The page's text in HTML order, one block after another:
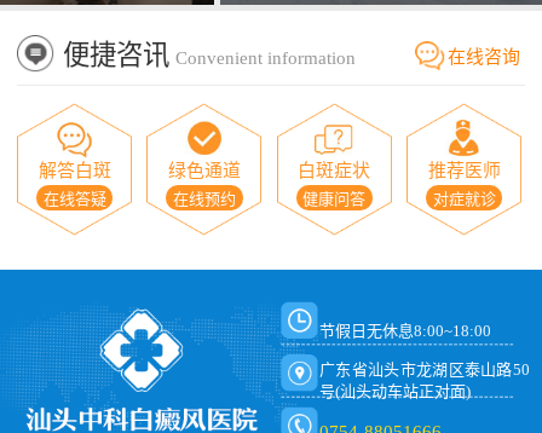
便捷咨讯 Convenient information 在线咨询
解答白斑
在线答疑
绿色通道
在线预约
白斑症状
健康问答
推荐医师
对症就诊
节假日无休息8:00~18:00
广东省汕头市龙湖区泰山路50
号(汕头动车站正对面)